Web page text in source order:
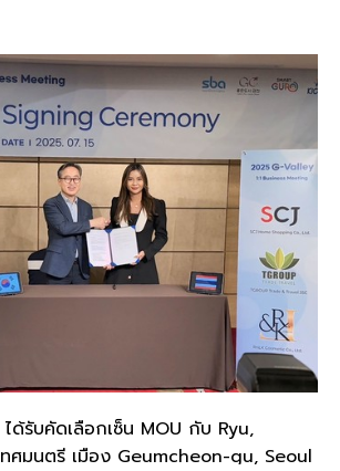
ด้รับคัดเลือกเซ็น MOU กับ Ryu,
ศมนตรี เมือง Geumcheon-gu, Seoul